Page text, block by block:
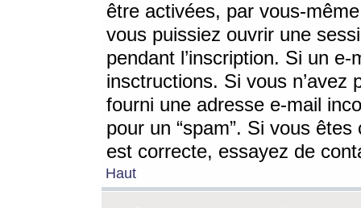
être activées, par vous-
vous puissiez ouvrir une
pendant l’inscription. Si un
insctructions. Si vous n’avez
fourni une adresse e-mail
pour un “spam”. Si vous
est correcte, essayez de
Haut